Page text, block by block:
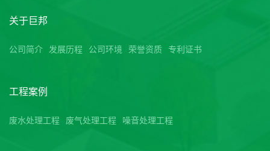
关于巨邦
公司简介 发展历程 公司环境 荣誉资质 专利证书
工程案例
废水处理工程 废气处理工程 噪音处理工程